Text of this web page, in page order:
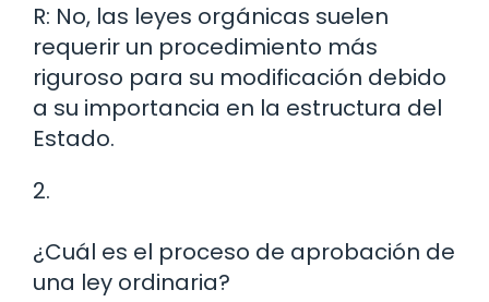
R: No, las leyes orgánicas suelen
requerir un procedimiento más
riguroso para su modificación debido
a su importancia en la estructura del
Estado.
2.
¿Cuál es el proceso de aprobación de
una ley ordinaria?